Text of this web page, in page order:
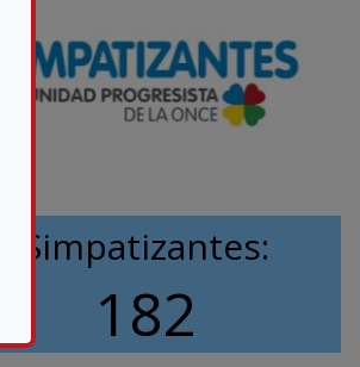
Simpatizantes:
182